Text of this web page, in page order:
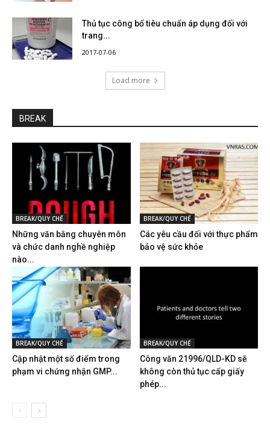
Thủ tục công bố tiêu chuẩn áp dụng đối với
trang...
2017-07-06
Load more
BREAK
BREAK/QUY CHẾ
Những văn bằng chuyên môn
và chức danh nghề nghiệp
nào...
BREAK/QUY CHẾ
Các yêu cầu đối với thực phẩm
bảo vệ sức khỏe
BREAK/QUY CHẾ
Cập nhật một số điểm trong
phạm vi chứng nhận GMP...
BREAK/QUY CHẾ
Công văn 21996/QLD-KD sẽ
không còn thủ tục cấp giấy
phép...